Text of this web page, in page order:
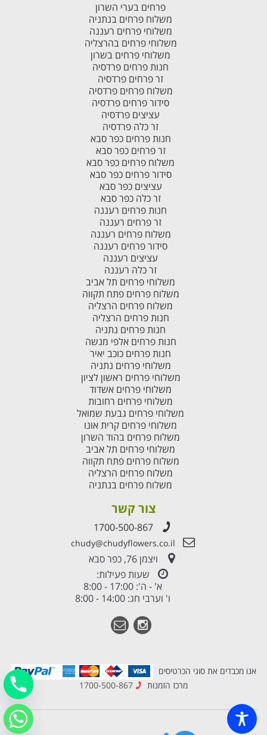
פרחים בערי השרון
משלוח פרחים בנתניה
משלוחי פרחים רעננה
משלוחי פרחים בהרצליה
משלוחי פרחים בשרון
חנות פרחים פרדסיה
זר פרחים פרדסיה
משלוח פרחים פרדסיה
סידור פרחים פרדסיה
עציצים פרדסיה
זר כלה פרדסיה
חנות פרחים כפר סבא
זר פרחים כפר סבא
משלוח פרחים כפר סבא
סידור פרחים כפר סבא
עציצים כפר סבא
זר כלה כפר סבא
חנות פרחים רעננה
זר פרחים רעננה
משלוח פרחים רעננה
סידור פרחים רעננה
עציצים רעננה
זר כלה רעננה
משלוחי פרחים תל אביב
משלוח פרחים פתח תקווה
משלוח פרחים הרצליה
חנות פרחים הרצליה
חנות פרחים נתניה
חנות פרחים אלפי מנשה
חנות פרחים כוכב יאיר
משלוחי פרחים נתניה
משלוחי פרחים ראשון לציון
משלוחי פרחים אשדוד
משלוחי פרחים רחובות
משלוחי פרחים גבעת שמואל
משלוחי פרחים קרית אונו
משלוח פרחים בהוד השרון
משלוחי פרחים תל אביב
משלוח פרחים פתח תקווה
משלוח פרחים הרצליה
משלוח פרחים בנתניה
צור קשר
1700-500-867
chudy@chudyflowers.co.il
ויצמן 76, כפר סבא
שעות פעילות:
א' - ה': 17:00 - 8:00
ו' וערבי חג: 14:00 - 8:00
אנו מכבדים את סוגי הכרטיסים
מרכז הזמנות